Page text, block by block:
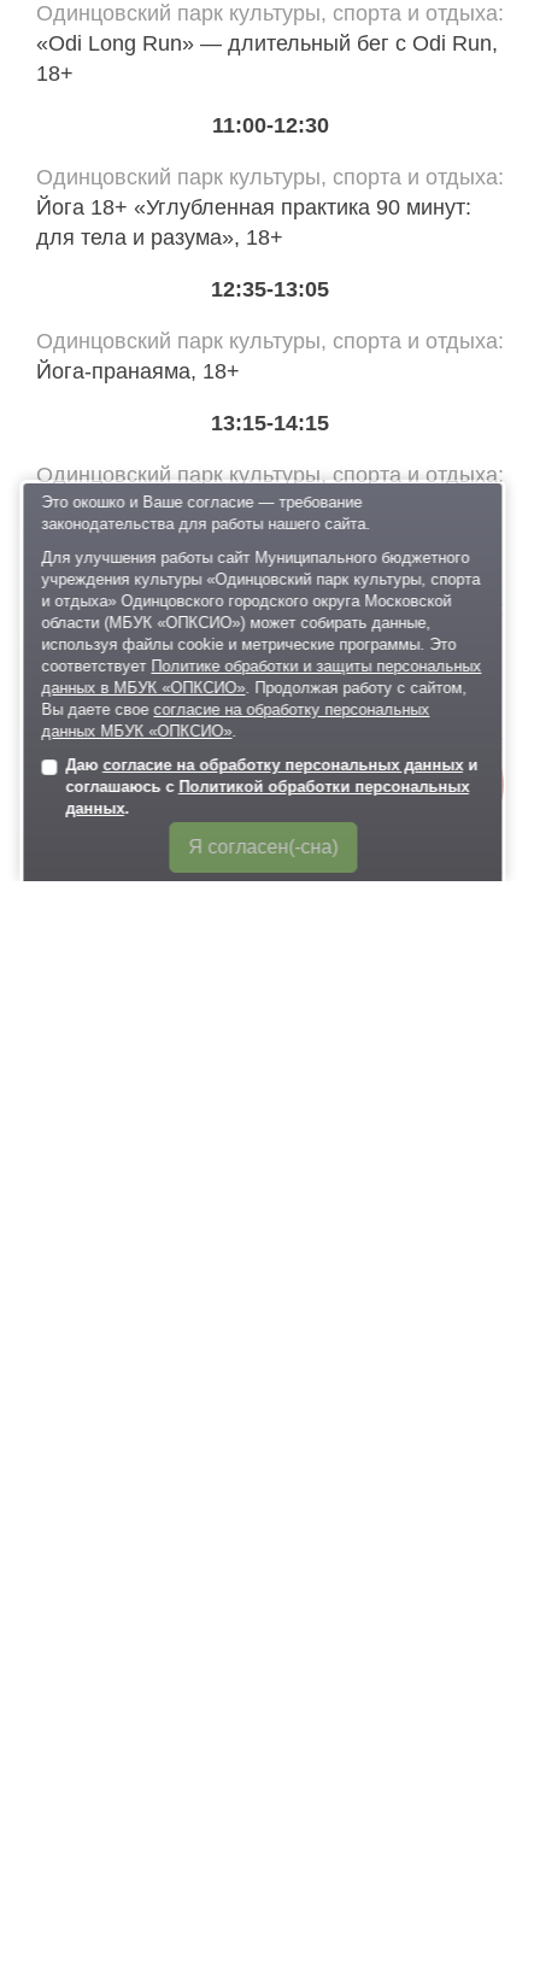
Одинцовский парк культуры, спорта и отдыха
«Odi Long Run» — длительный бег с Odi Run,
18+
11:00-12:30
Одинцовский парк культуры, спорта и отдыха
Йога 18+ «Углубленная практика 90 минут:
для тела и разума», 18+
12:35-13:05
Одинцовский парк культуры, спорта и отдыха
Йога-пранаяма, 18+
13:15-14:15
Одинцовский парк культуры, спорта и отдыха
Йога-нидра (медитативный класс), 18+
14:00-15:00
Одинцовский парк культуры, спорта и отдыха
Творческий мастер-класс, 6+
15:00-15:30
Одинцовский парк культуры, спорта и отдыха
Анимационная программа, 6+
15:30-16:00
Одинцовский парк культуры, спорта и отдыха
Онлайн-
запись
Это окошко и Ваше согласие — требование
законодательства для работы нашего сайта.
Для улучшения работы сайт Муниципального бюджетного
учреждения культуры «Одинцовский парк культуры, спорта
и отдыха» Одинцовского городского округа Московской
области (МБУК «ОПКСИО») может собирать данные,
используя файлы cookie и метрические программы. Это
соответствует Политике обработки и защиты персональных
данных в МБУК «ОПКСИО». Продолжая работу с сайтом,
Вы даете своесогласие на обработку персональных
данных МБУК «ОПКСИО».
Даю согласие на обработку персональных данныхи
соглашаюсь с Политикой обработки персональных
данных.
Я согласен(-сна)